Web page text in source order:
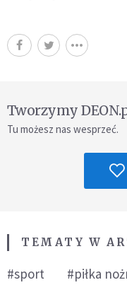
Tworzymy
Tu możesz nas wesprzeć.
TEMATY W
#sport #piłka